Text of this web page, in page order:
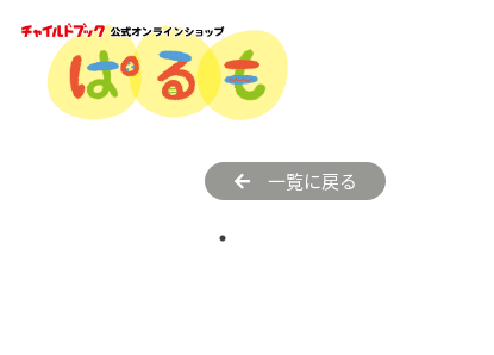
一覧に戻る